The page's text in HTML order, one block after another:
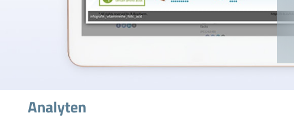
Analyten